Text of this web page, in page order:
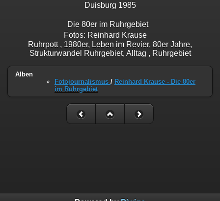
Duisburg 1985
Die 80er im Ruhrgebiet
Fotos: Reinhard Krause
Ruhrpott , 1980er, Leben im Revier, 80er Jahre,
Strukturwandel Ruhrgebiet, Alltag , Ruhrgebiet
Alben
Fotojournalismus / Reinhard Krause - Die 80er
im Ruhrgebiet